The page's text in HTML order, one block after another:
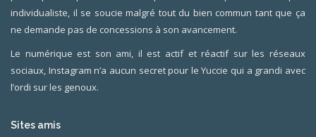
individualiste, il se soucie malgré tout du bien commun tant que ça
ne demande pas de concessions à son avancement.
Le numérique est son ami, il est actif et réactif sur les réseaux
sociaux, Instagram n’a aucun secret pour le Yuccie qui a grandi avec
l’ordi sur les genoux.
Sites amis